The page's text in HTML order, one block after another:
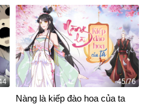
45/76
Nàng là kiếp đào hoa của ta